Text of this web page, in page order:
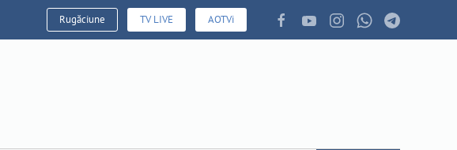
Rugăciune TV LIVE AOTVi